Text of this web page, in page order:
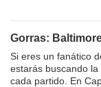
Gorras:
Si eres un fanático
estarás buscando
cada partido. En